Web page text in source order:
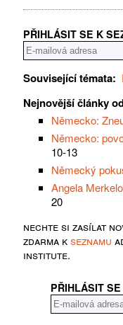
PŘIHLÁSIT SE K
Související témata:
Nejnovější články
Německo:
Německo:
10-13
Německý
Angela
20
nechte si zasílat
zdarma kseznamu
institute.
PŘIHLÁSIT